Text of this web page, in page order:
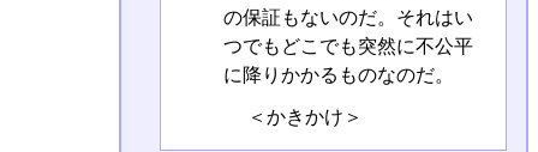
の保証もないのだ。それはい
つでもどこでも突然に不公平
に降りかかるものなのだ。
＜かきかけ＞